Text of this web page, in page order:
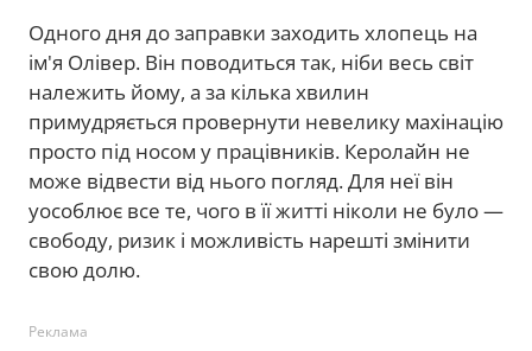
Одного дня до заправки заходить хлопець на
ім'я Олівер. Він поводиться так, ніби весь світ
належить йому, а за кілька хвилин
примудряється провернути невелику махінацію
просто під носом у працівників. Керолайн не
може відвести від нього погляд. Для неї він
уособлює все те, чого в її житті ніколи не було —
свободу, ризик і можливість нарешті змінити
свою долю.
Реклама